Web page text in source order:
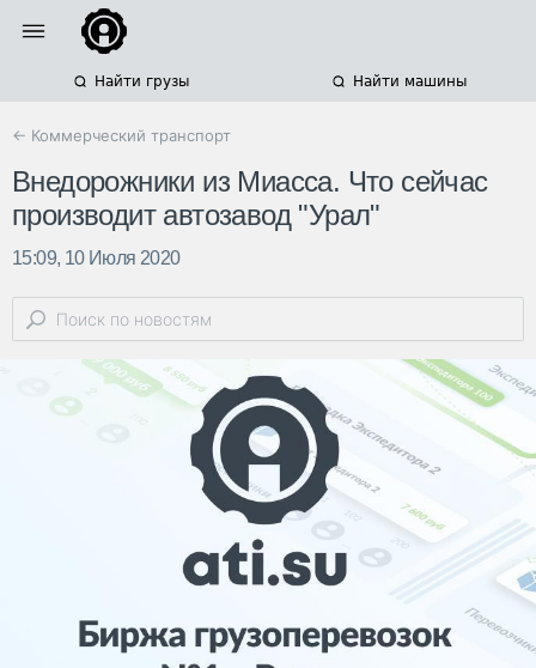
Найти грузы Найти машины
← Коммерческий транспорт
Внедорожники из Миасса. Что сейчас
производит автозавод "Урал"
15:09, 10 Июля 2020